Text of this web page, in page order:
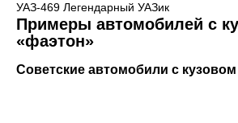
УАЗ-469 Легендарный УАЗик
Примеры автомобилей с
«фаэтон»
Советские автомобили с